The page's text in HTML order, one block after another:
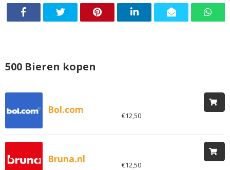
500 Bieren kopen
Bol.com €12,50
Bruna.nl €12,50